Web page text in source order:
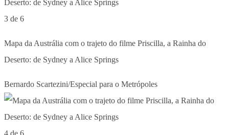
3 de 6
Mapa da Austrália com o trajeto do filme Priscilla, a Rainha do
Deserto: de Sydney a Alice Springs
Bernardo Scartezini/Especial para o Metrópoles
4 de 6